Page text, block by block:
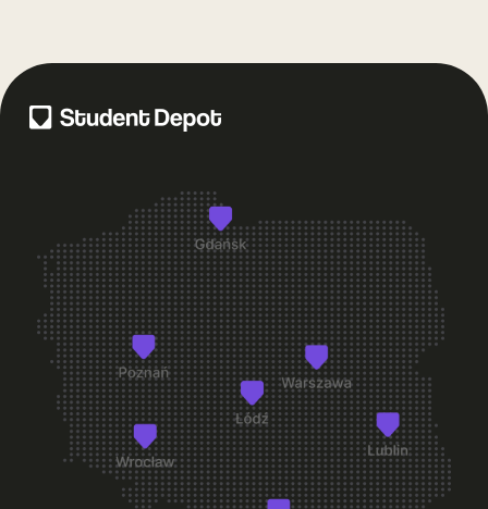
Co dostanę przy odbiorze pokoju? +
Co zrobić, jeśli po wprowadzeniu zauważę usterkę w
Czy mogę zmienić pokój po wprowadzeniu się?
Na jaki okres mogę wynająć pokój w Student Depot? +
Co jest wliczone w cenę pokoju? +
Czy pokoje w Student Depot są umeblowane? +